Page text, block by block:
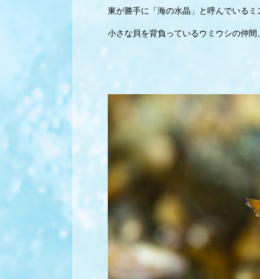
東が勝手に「海の水晶」と呼んでいるミ
小さな貝を背負っているウミウシの仲